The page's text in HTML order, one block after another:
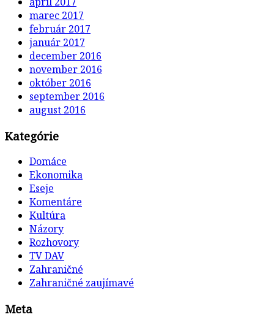
marec 2017
február 2017
január 2017
december 2016
november 2016
október 2016
september 2016
august 2016
Kategórie
Domáce
Ekonomika
Eseje
Komentáre
Kultúra
Názory
Rozhovory
TV DAV
Zahraničné
Zahraničné zaujímavé
Meta